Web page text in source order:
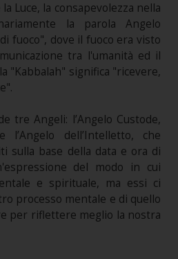
Luce, la consapevolezza nella
la parola Angelo
fuoco", dove il fuoco era visto
tra l'umanità ed il
"Kabbalah" significa "ricevere,
tre Angeli: l’Angelo Custode,
l’Angelo dell’Intelletto, che
sulla base della data e ora di
del modo in cui
e spirituale, ma essi ci
processo mentale e di quello
per riflettere meglio la nostra